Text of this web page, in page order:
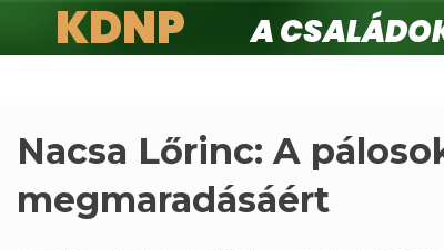
KDNP
A családokért.
Nacsa Lőrinc: A
megmaradásáért